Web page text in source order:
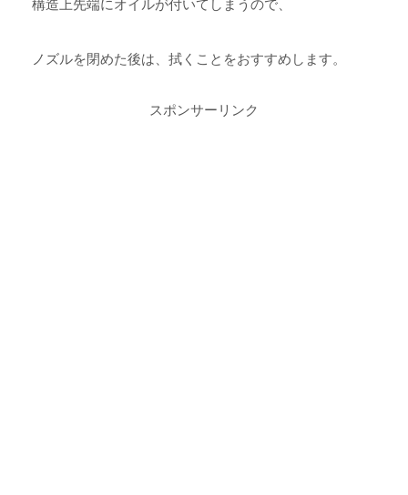
構造上先端にオイルが付いてしまうので、
ノズルを閉めた後は、拭くことをおすすめします。
スポンサーリンク